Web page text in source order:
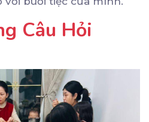
Câu Hỏi